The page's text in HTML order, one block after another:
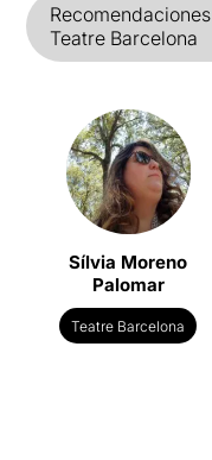
Recomendaciones
Teatre Barcelona
Sílvia Moreno
Palomar
Teatre Barcelona